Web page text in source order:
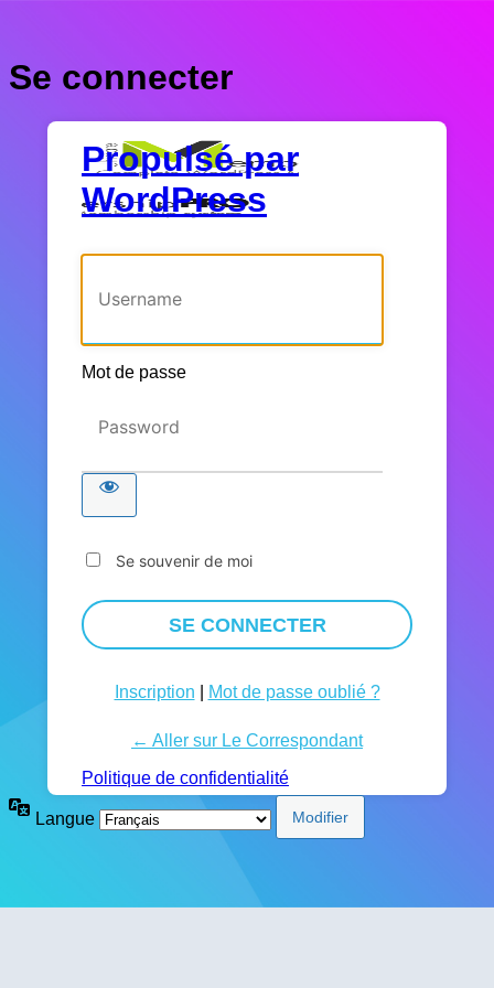
Se connecter
Propulsé par
WordPress
Mot de passe
Se souvenir de moi
Inscription Mot de passe oublié ?
← Aller sur Le Correspondant
Politique de confidentialité
Langue